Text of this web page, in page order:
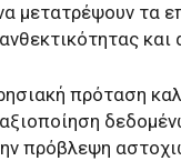
μετατρέψουν τα
πρόταση
πρόβλεψη